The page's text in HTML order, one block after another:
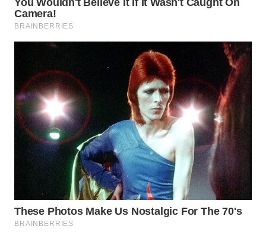
SELATAN
TANJUNG
WN
KARO
WN
SIMALUNGUN
WN
LABUHANBATU
WN